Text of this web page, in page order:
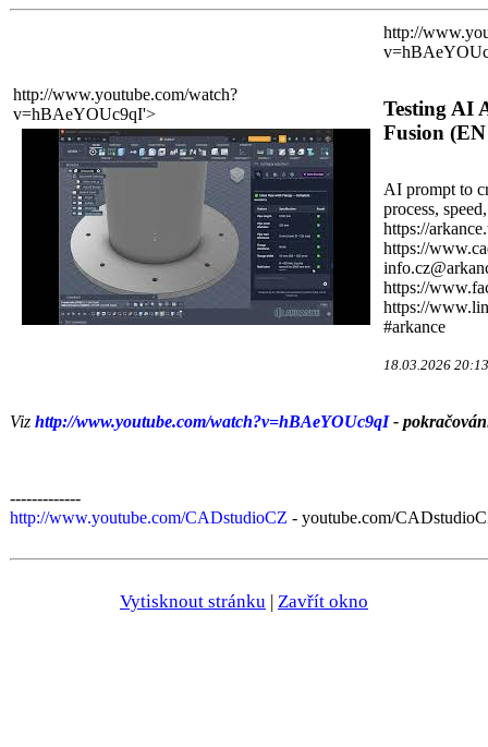
http://www.youtube.com/watch?
v=hBAeYOUc9qI'>
http://
Testing AI
Fusion
AI prompt to
process,
https://
https://
https://
https://
#arkance
18.03.2026
Viz http://www.youtube.com/watch?v=hBAeYOUc9qI-
-------------
http://www.youtube.com/CADstudioCZ - youtube.com/
Vytisknout stránku | Zavřít okno